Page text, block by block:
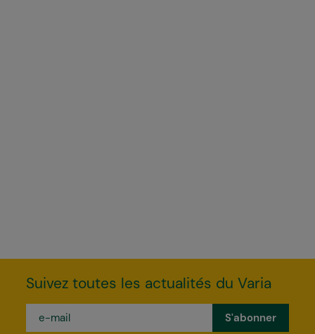
Suivez toutes les actualités du Varia
mail